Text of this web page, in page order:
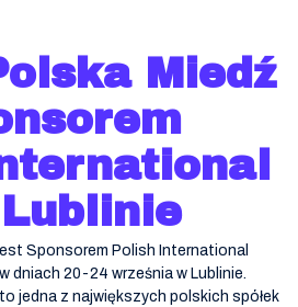
Miedź
Sponsorem Polish International
dniach 20-24 września w Lublinie.
jedna z największych polskich spółek